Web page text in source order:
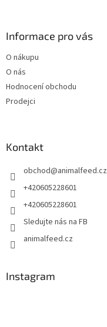
Informace pro vás
O nákupu
O nás
Hodnocení obchodu
Prodejci
Kontakt
obchod@animalfeed.cz
+420605228601
+420605228601
Sledujte nás na FB
animalfeed.cz
Instagram